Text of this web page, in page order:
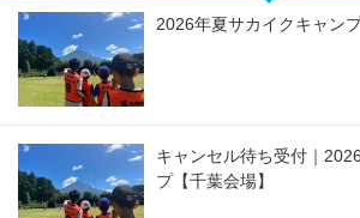
2026年夏サカイクキャン
キャンセル待ち受付｜
プ【千葉会場】